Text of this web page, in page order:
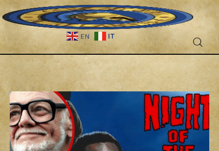
EN IT
Fantascienza
Fantasy
Games
Recensioni